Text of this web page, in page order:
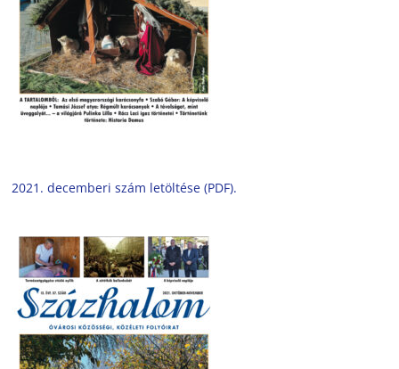
2021. decemberi szám letöltése (PDF).